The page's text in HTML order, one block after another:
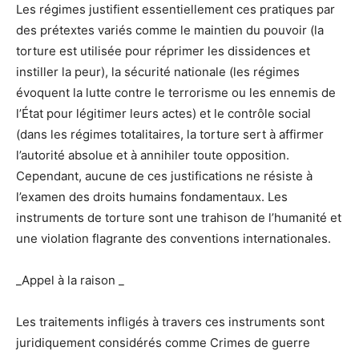
Les régimes justifient essentiellement ces pratiques par
des prétextes variés comme le maintien du pouvoir (la
torture est utilisée pour réprimer les dissidences et
instiller la peur), la sécurité nationale (les régimes
évoquent la lutte contre le terrorisme ou les ennemis de
l’État pour légitimer leurs actes) et le contrôle social
(dans les régimes totalitaires, la torture sert à affirmer
l’autorité absolue et à annihiler toute opposition.
Cependant, aucune de ces justifications ne résiste à
l’examen des droits humains fondamentaux. Les
instruments de torture sont une trahison de l’humanité et
une violation flagrante des conventions internationales.
_Appel à la raison _
Les traitements infligés à travers ces instruments sont
juridiquement considérés comme Crimes de guerre